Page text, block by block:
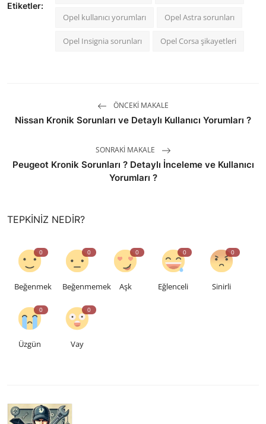
Etiketler:
Opel kullanıcı yorumları Opel Astra sorunları
Opel Insignia sorunları Opel Corsa şikayetleri
ÖNCEKI MAKALE
Nissan Kronik Sorunları ve Detaylı Kullanıcı Yorumları ?
SONRAKI MAKALE
Peugeot Kronik Sorunları ? Detaylı İnceleme ve Kullanıcı
Yorumları ?
TEPKINIZ NEDIR?
0
Beğenmek
0
Beğenmemek
0
Aşk
0
Eğlenceli
0
Sinirli
0
Üzgün
0
Vay